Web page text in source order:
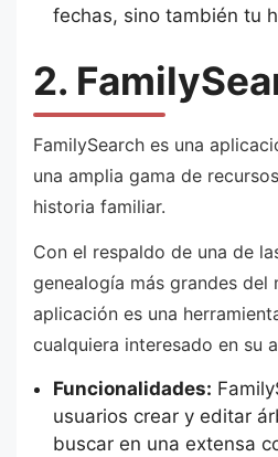
fechas, sino también tu
2.
FamilySearch es una
una amplia gama de
historia familiar.
Con el respaldo de una de
genealogía más grandes del
aplicación es una
cualquiera interesado en su
Funcionalidades:
usuarios crear y editar
buscar en una extensa